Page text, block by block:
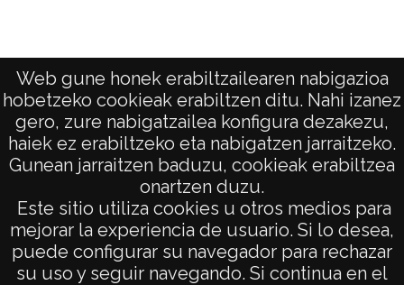
Web gune honek erabiltzailearen nabigazioa
hobetzeko cookieak erabiltzen ditu. Nahi izanez
gero, zure nabigatzailea konfigura dezakezu,
haiek ez erabiltzeko eta nabigatzen jarraitzeko.
Gunean jarraitzen baduzu, cookieak erabiltzea
onartzen duzu.
Este sitio utiliza cookies u otros medios para
mejorar la experiencia de usuario. Si lo desea,
puede configurar su navegador para rechazar
su uso y seguir navegando. Si continua en el
de 1
páginas
1–1 de 1
results
AVISO LEGAL
POLÍTICA DE PRIVACIDAD
ACCESIBILIDAD
ATENCIÓN CIUDADANA